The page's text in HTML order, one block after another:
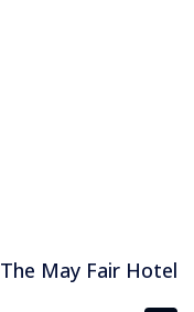
The May Fair Hotel